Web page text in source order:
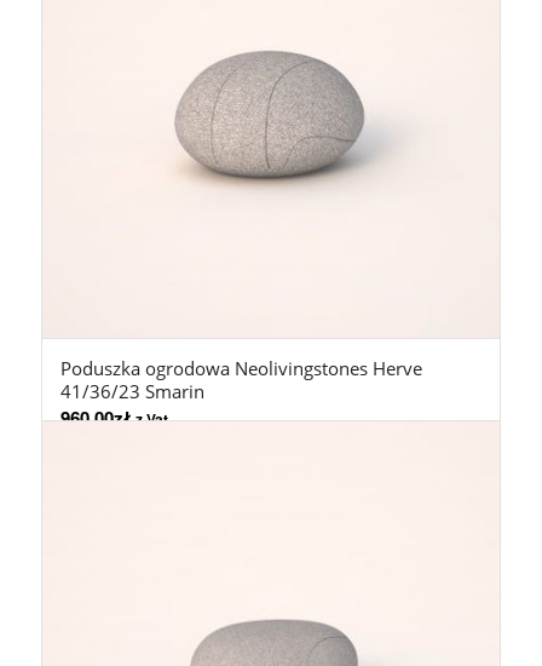
Poduszka ogrodowa Neolivingstones Herve
41/36/23 Smarin
960,00zł z Vat